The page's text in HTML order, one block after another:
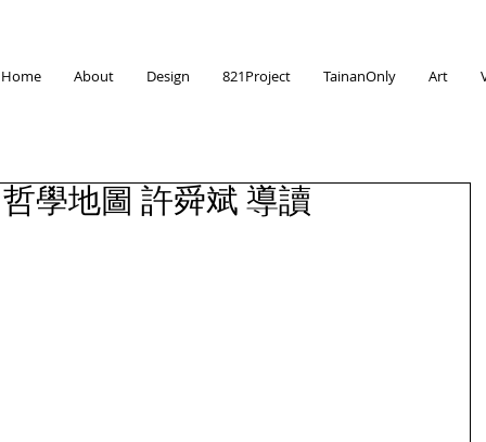
Home About Design 821Project TainanOnly Art
學地圖 許舜斌 導讀